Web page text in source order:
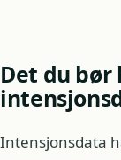
Det du bør
Intensjonsdata